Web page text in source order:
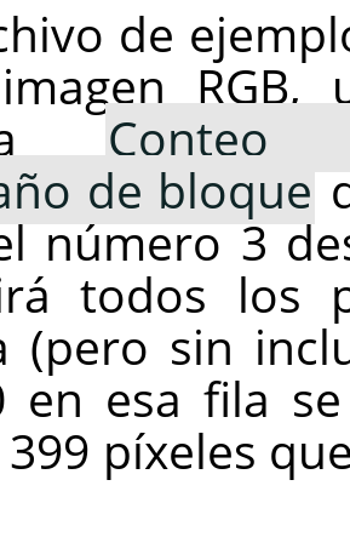
de
Conteo
de bloque
número 3
todos los
(pero sin
en esa fila
399 píxeles